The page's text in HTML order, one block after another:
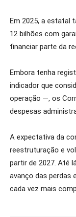
Em 2025, a estatal
12 bilhões com
financiar parte da
Embora tenha
indicador que
operação —, os
despesas
A expectativa da
reestruturação e
partir de 2027. Até
avanço das perdas
cada vez mais